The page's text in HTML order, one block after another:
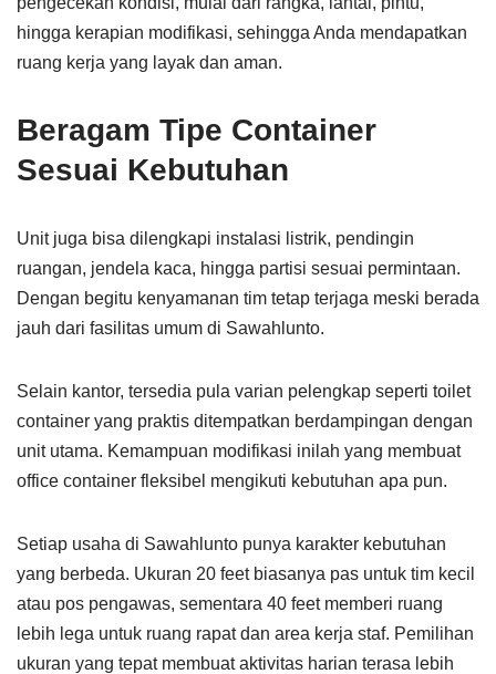
hingga kerapian modifikasi, sehingga Anda mendapatkan
ruang kerja yang layak dan aman.
Beragam Tipe Container
Sesuai Kebutuhan
Unit juga bisa dilengkapi instalasi listrik, pendingin
ruangan, jendela kaca, hingga partisi sesuai permintaan.
Dengan begitu kenyamanan tim tetap terjaga meski berada
jauh dari fasilitas umum di Sawahlunto.
Selain kantor, tersedia pula varian pelengkap seperti toilet
container yang praktis ditempatkan berdampingan dengan
unit utama. Kemampuan modifikasi inilah yang membuat
office container fleksibel mengikuti kebutuhan apa pun.
Setiap usaha di Sawahlunto punya karakter kebutuhan
yang berbeda. Ukuran 20 feet biasanya pas untuk tim kecil
atau pos pengawas, sementara 40 feet memberi ruang
lebih lega untuk ruang rapat dan area kerja staf. Pemilihan
ukuran yang tepat membuat aktivitas harian terasa lebih